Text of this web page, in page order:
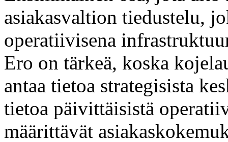
asiakasvaltion tiedustelu,
operatiivisena
Ero on tärkeä, koska
antaa tietoa strategisista
tietoa päivittäisistä
määrittävät